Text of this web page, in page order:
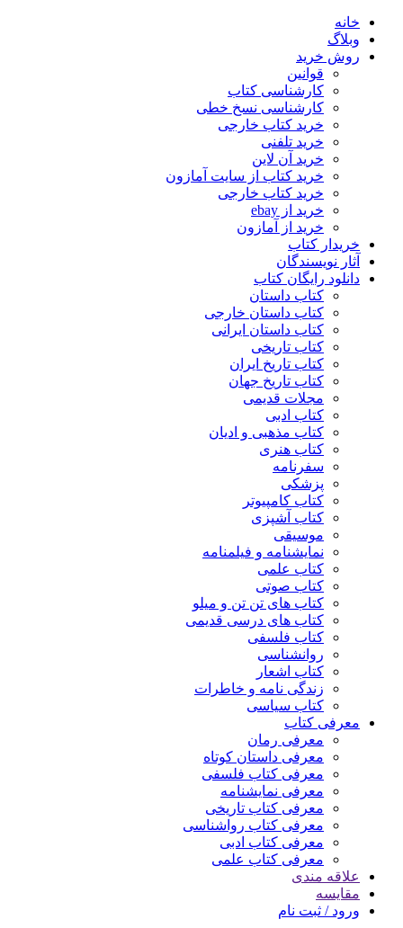
خانه
وبلاگ
روش خرید
قوانین
کارشناسی کتاب
کارشناسی نسخ خطی
خرید کتاب خارجی
خرید تلفنی
خرید آن لاین
خرید کتاب از سایت آمازون
خرید کتاب خارجی
خرید از ebay
خرید از آمازون
خریدار کتاب
آثار نویسندگان
دانلود رایگان کتاب
کتاب داستان
کتاب داستان خارجی
کتاب داستان ایرانی
کتاب تاریخی
کتاب تاریخ ایران
کتاب تاریخ جهان
مجلات قدیمی
کتاب ادبی
کتاب مذهبی و ادیان
کتاب هنری
سفرنامه
پزشکی
کتاب کامپیوتر
کتاب آشپزی
موسیقی
نمایشنامه و فیلمنامه
کتاب علمی
کتاب صوتی
کتاب های تن تن و میلو
کتاب های درسی قدیمی
کتاب فلسفی
روانشناسی
کتاب اشعار
زندگی نامه و خاطرات
کتاب سیاسی
معرفی کتاب
معرفی رمان
معرفی داستان کوتاه
معرفی کتاب فلسفی
معرفی نمایشنامه
معرفی کتاب تاریخی
معرفی کتاب رواشناسی
معرفی کتاب ادبی
معرفی کتاب علمی
علاقه مندی
مقایسه
ورود / ثبت نام